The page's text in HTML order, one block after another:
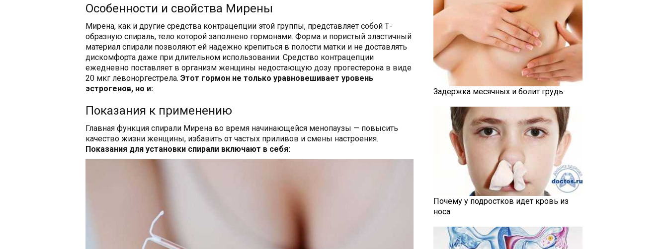
Особенности и свойства Мирены
Мирена, как и другие средства контрацепции этой группы, представляет собой Т-
образную спираль, тело которой заполнено гормонами. Форма и пористый эластичный
материал спирали позволяют ей надежно крепиться в полости матки и не доставлять
дискомфорта даже при длительном использовании. Средство контрацепции
ежедневно поставляет в организм женщины недостающую дозу прогестерона в виде
20 мкг левоноргестрела. Этот гормон не только уравновешивает уровень
эстрогенов, но и:
Показания к применению
Главная функция спирали Мирена во время начинающейся менопаузы — повысить
качество жизни женщины, избавить от частых приливов и смены настроения.
Показания для установки спирали включают в себя:
Задержка месячных и болит грудь
Почему у подростков идет кровь из
носа